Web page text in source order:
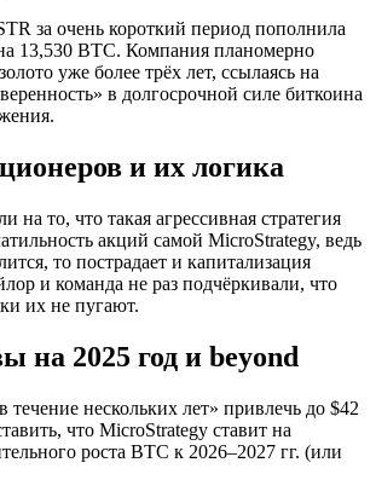
за очень короткий период пополнила
13,530 BTC. Компания планомерно
уже более трёх лет, ссылаясь на
в долгосрочной силе биткоина
и их логика
на то, что такая агрессивная стратегия
акций самой MicroStrategy, ведь
то пострадает и капитализация
и команда не раз подчёркивали, что
их не пугают.
на 2025 год и beyond
нескольких лет» привлечь до $42
что MicroStrategy ставит на
роста BTC к 2026–2027 гг. (или